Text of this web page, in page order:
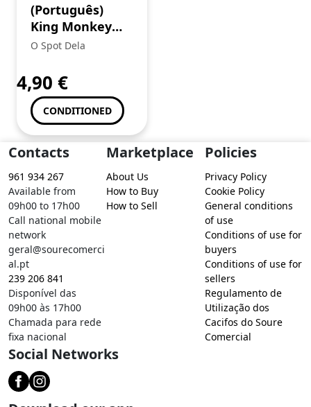
(Português)
King Monkey
Cinzeiro (3)+
Brown
O Spot Dela
4,90 €
CONDITIONED
Contacts
961 934 267
Available from
09h00 to 17h00
Call national mobile
network
geral@sourecomerci
al.pt
239 206 841
Disponível das
09h00 às 17h00
Chamada para rede
fixa nacional
Marketplace
About Us
How to Buy
How to Sell
Policies
Privacy Policy
Cookie Policy
General conditions
of use
Conditions of use for
buyers
Conditions of use for
sellers
Regulamento de
Utilização dos
Cacifos do Soure
Comercial
Social Networks